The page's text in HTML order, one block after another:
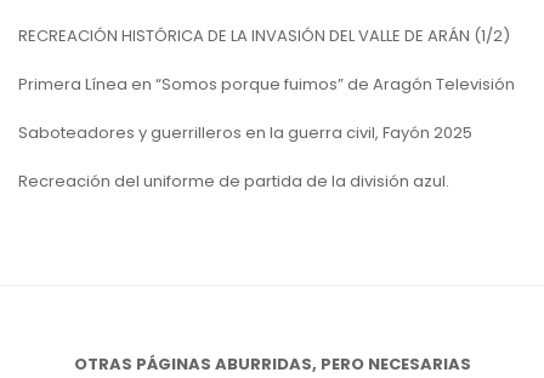
RECREACIÓN HISTÓRICA DE LA INVASIÓN DEL VALLE DE ARÁN (1/2)
Primera Línea en “Somos porque fuimos” de Aragón Televisión
Saboteadores y guerrilleros en la guerra civil, Fayón 2025
Recreación del uniforme de partida de la división azul.
OTRAS PÁGINAS ABURRIDAS, PERO NECESARIAS